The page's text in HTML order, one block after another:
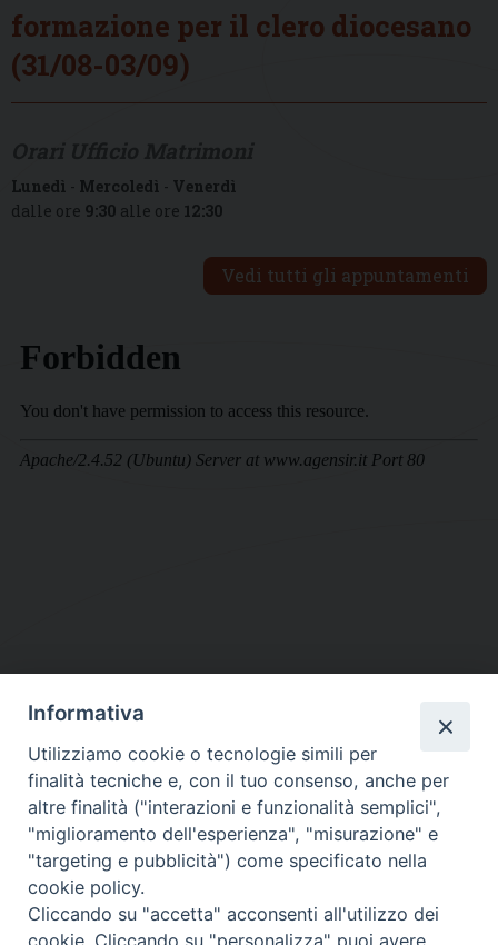
formazione per il clero diocesano
(31/08-03/09)
Lunedì - Mercoledì - Venerdì
dalle ore 9:30 alle ore 12:30
Vedi tutti gli appuntamenti
DIOCESI SUBURBICARIA DI ALBANO
Contatti:Tel.: 06.93268401 - Fax.: 06.9323844
E-mail:curia@diocesidialbano.it
Orari: dal Lunedì al Venerdì Ore: 9:00 - 13:00
Lunedì, Mercoledì e Venerdì, Ore 9:30 - 12:30
Informativa
Utilizziamo cookie o tecnologie simili per
finalità tecniche e, con il tuo consenso, anche per
altre finalità ("interazioni e funzionalità semplici",
"miglioramento dell'esperienza", "misurazione" e
"targeting e pubblicità") come specificato nella
cookie policy.
Cliccando su "accetta" acconsenti all'utilizzo dei